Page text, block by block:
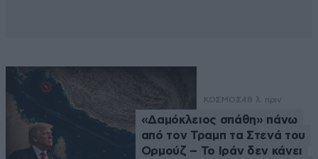
ΚΟΣΜΟΣ48 λ. πριν
«Δαμόκλειος σπάθη» πάνω
από τον Τραμπ τα Στενά του
Ορμούζ – Το Ιράν δεν κάνει